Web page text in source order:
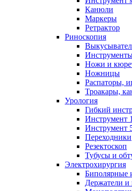
Канюли
Маркеры
Ретрактор
Риноскопия
Ножи и
Ножницы
Распаторы,
Троакары,
Урология
Гибкий
Инструмент
Инструмент
Переходники
Резектоскоп
Тубусы и
Электрохирургия
Биполярные
Держатели и